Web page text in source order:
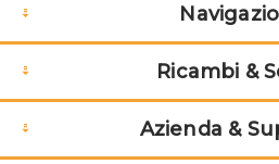
Ricambi &
Azienda &